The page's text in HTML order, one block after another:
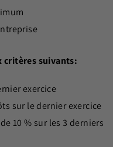
critères suivants:
exercice
sur le dernier exercice
10 % sur les 3 derniers